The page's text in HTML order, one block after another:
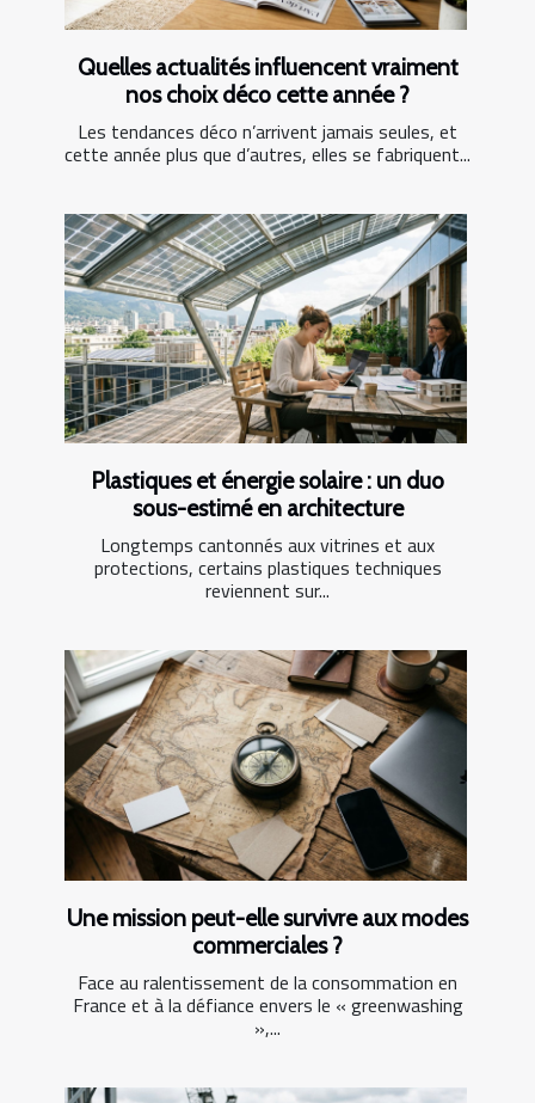
Quelles actualités influencent vraiment
nos choix déco cette année ?
Les tendances déco n’arrivent jamais seules, et
cette année plus que d’autres, elles se fabriquent...
Plastiques et énergie solaire : un duo
sous-estimé en architecture
Longtemps cantonnés aux vitrines et aux
protections, certains plastiques techniques
reviennent sur...
Une mission peut-elle survivre aux modes
commerciales ?
Face au ralentissement de la consommation en
France et à la défiance envers le « greenwashing
»,...